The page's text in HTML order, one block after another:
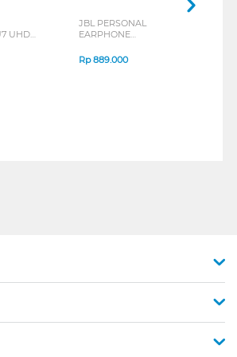
UHD
JBL PERSONAL
EARPHONE
SERIES
Rp889.000